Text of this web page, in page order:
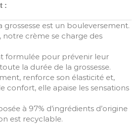
:
grossesse est un bouleversement.
notre crème se charge des
formulée pour prévenir leur
la durée de la grossesse.
renforce son élasticité et,
confort, elle apaise les sensations
à 97% d’ingrédients d’origine
est recyclable.